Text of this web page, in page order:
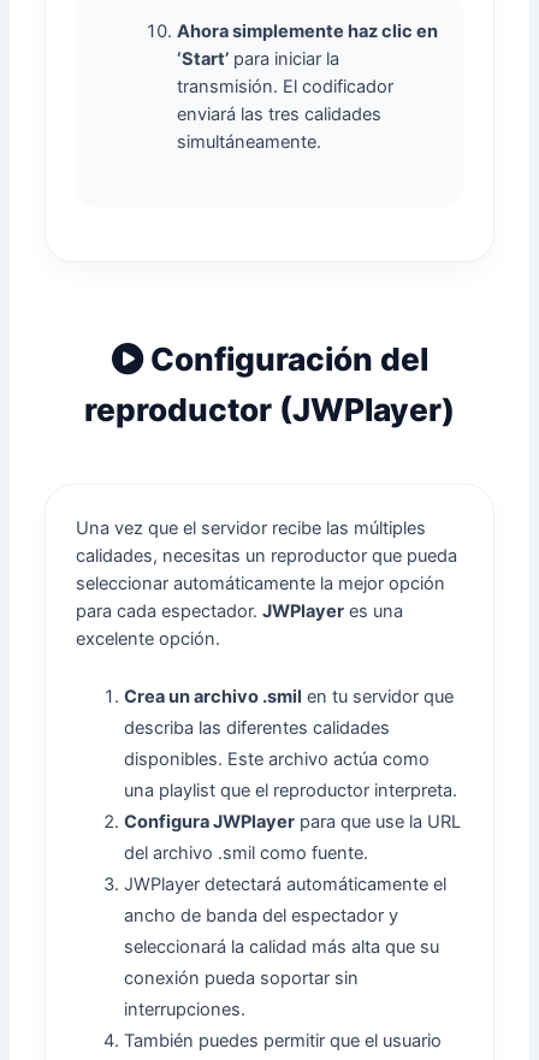
Ahora simplemente haz clic en
‘Start’ para iniciar la
transmisión. El codificador
enviará las tres calidades
simultáneamente.
Configuración del
reproductor (JWPlayer)
Una vez que el servidor recibe las múltiples
calidades, necesitas un reproductor que pueda
seleccionar automáticamente la mejor opción
para cada espectador.JWPlayer es una
excelente opción.
Crea un archivo .smil en tu servidor que
describa las diferentes calidades
disponibles. Este archivo actúa como
una playlist que el reproductor interpreta.
Configura JWPlayer para que use la URL
del archivo .smil como fuente.
JWPlayer detectará automáticamente el
ancho de banda del espectador y
seleccionará la calidad más alta que su
conexión pueda soportar sin
interrupciones.
También puedes permitir que el usuario